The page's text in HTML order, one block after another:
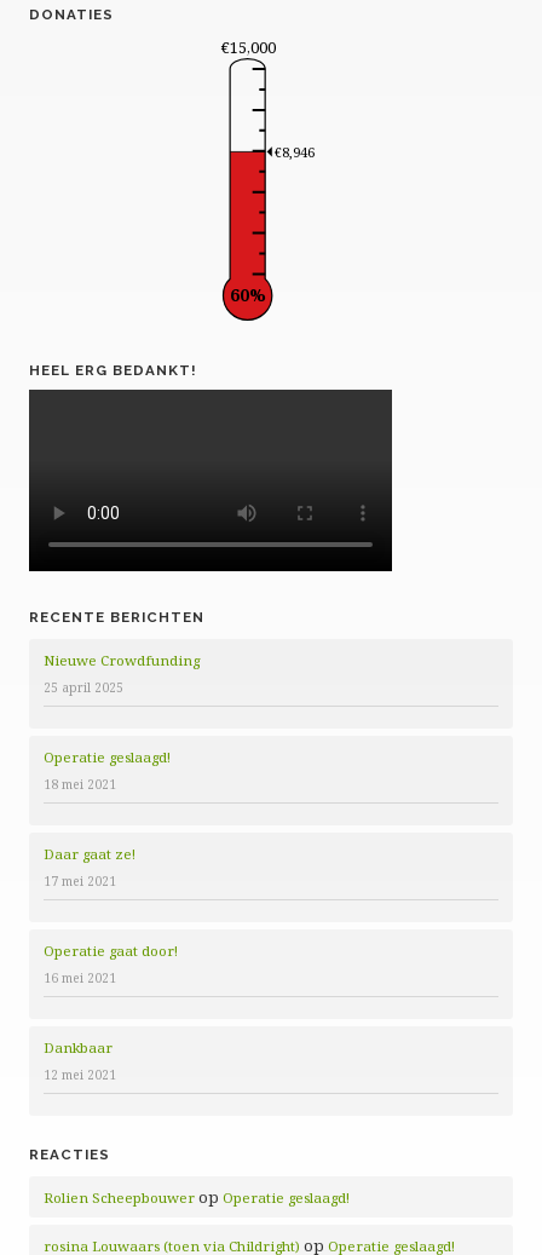
DONATIES
€15,000
€8,946
60%
HEEL ERG BEDANKT!
RECENTE BERICHTEN
Nieuwe Crowdfunding
25 april 2025
Operatie geslaagd!
18 mei 2021
Daar gaat ze!
17 mei 2021
Operatie gaat door!
16 mei 2021
Dankbaar
12 mei 2021
REACTIES
Rolien Scheepbouwer op Operatie geslaagd!
rosina Louwaars (toen via Childright) op Operatie geslaagd!